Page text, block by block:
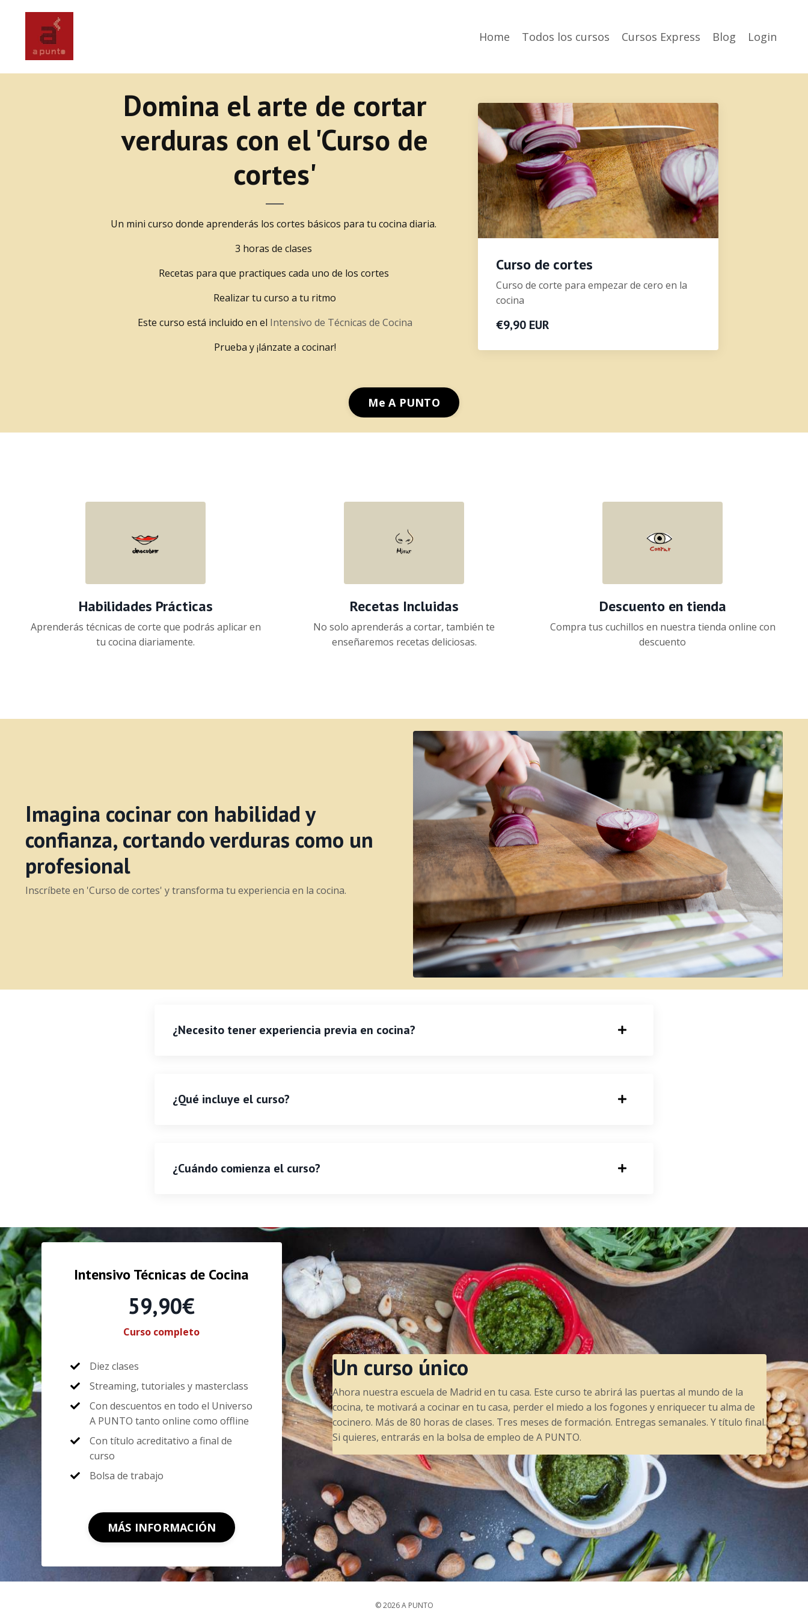
Home Todos los cursos Cursos Express Blog Login
Domina el arte de cortar
verduras con el 'Curso de
cortes'
Un mini curso donde aprenderás los cortes básicos para tu cocina diaria.
3 horas de clases
Recetas para que practiques cada uno de los cortes
Realizar tu curso a tu ritmo
Este curso está incluido en el Intensivo de Técnicas de Cocina
Prueba y ¡lánzate a cocinar!
Curso de cortes
Curso de corte para empezar de cero en la
cocina
€9,90 EUR
Me A PUNTO
Habilidades Prácticas
Aprenderás técnicas de corte que podrás aplicar en
tu cocina diariamente.
Recetas Incluidas
No solo aprenderás a cortar, también te
enseñaremos recetas deliciosas.
Descuento en tienda
Compra tus cuchillos en nuestra tienda online con
descuento
Imagina cocinar con habilidad y
confianza, cortando verduras como un
profesional
Inscríbete en 'Curso de cortes' y transforma tu experiencia en la cocina.
¿Necesito tener experiencia previa en cocina?
¿Qué incluye el curso?
¿Cuándo comienza el curso?
Intensivo Técnicas de Cocina
59,90€
Curso completo
Diez clases
Streaming, tutoriales y masterclass
Con descuentos en todo el Universo
A PUNTO tanto online como offline
Con título acreditativo a final de
curso
Bolsa de trabajo
MÁS INFORMACIÓN
Un curso único
Ahora nuestra escuela de Madrid en tu casa. Este curso te abrirá las puertas al mundo de la
cocina, te motivará a cocinar en tu casa, perder el miedo a los fogones y enriquecer tu alma de
cocinero. Más de 80 horas de clases. Tres meses de formación. Entregas semanales. Y título final.
Si quieres, entrarás en la bolsa de empleo de A PUNTO.
© 2026 A PUNTO